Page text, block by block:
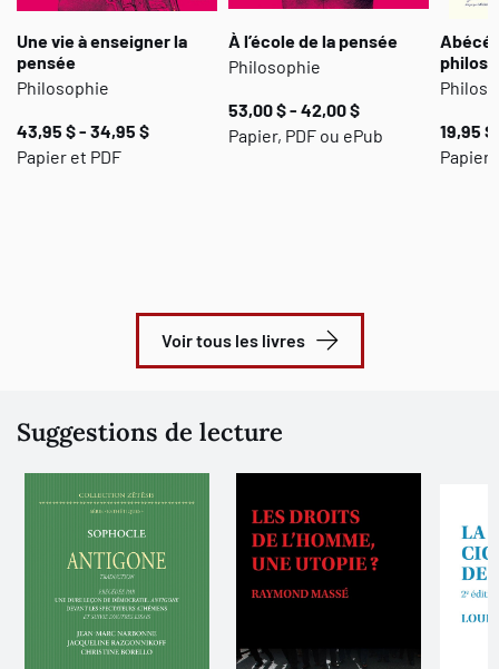
Une vie à enseigner la
pensée
Philosophie
43,95 $ - 34,95 $
Papier et PDF
À l’école de la pensée
Philosophie
53,00 $ - 42,00 $
Papier, PDF ou ePub
19,95 $
Papier
Voir tous les livres
Suggestions de lecture